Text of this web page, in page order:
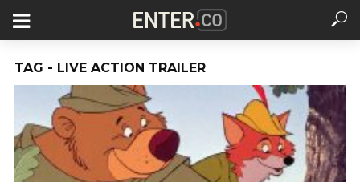
TAG - LIVE ACTION TRAILER